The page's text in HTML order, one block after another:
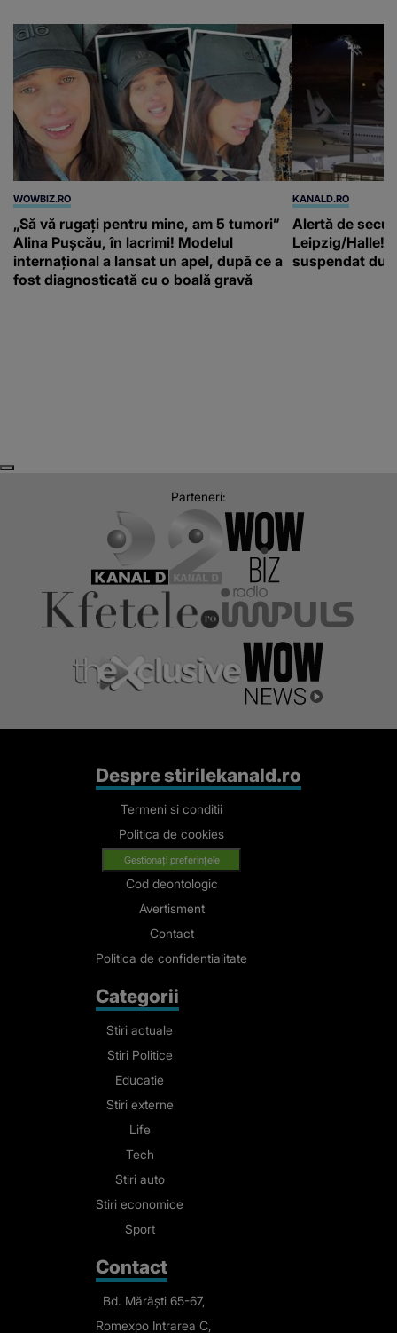
WOWBIZ.RO
„Să vă rugați pentru mine, am 5 tumori”
Alina Pușcău, în lacrimi! Modelul
internațional a lansat un apel, după ce a
fost diagnosticată cu o boală gravă
KANALD.RO
Alertă de
Leipzig/Halle!
suspendat
Parteneri:
Despre stirilekanald.ro
Termeni si conditii
Politica de cookies
Gestionați preferințele
Cod deontologic
Avertisment
Contact
Politica de confidentialitate
Categorii
Stiri actuale
Stiri Politice
Educatie
Stiri externe
Life
Tech
Stiri auto
Stiri economice
Sport
Contact
Bd. Mărăști 65-67,
Romexpo Intrarea C,